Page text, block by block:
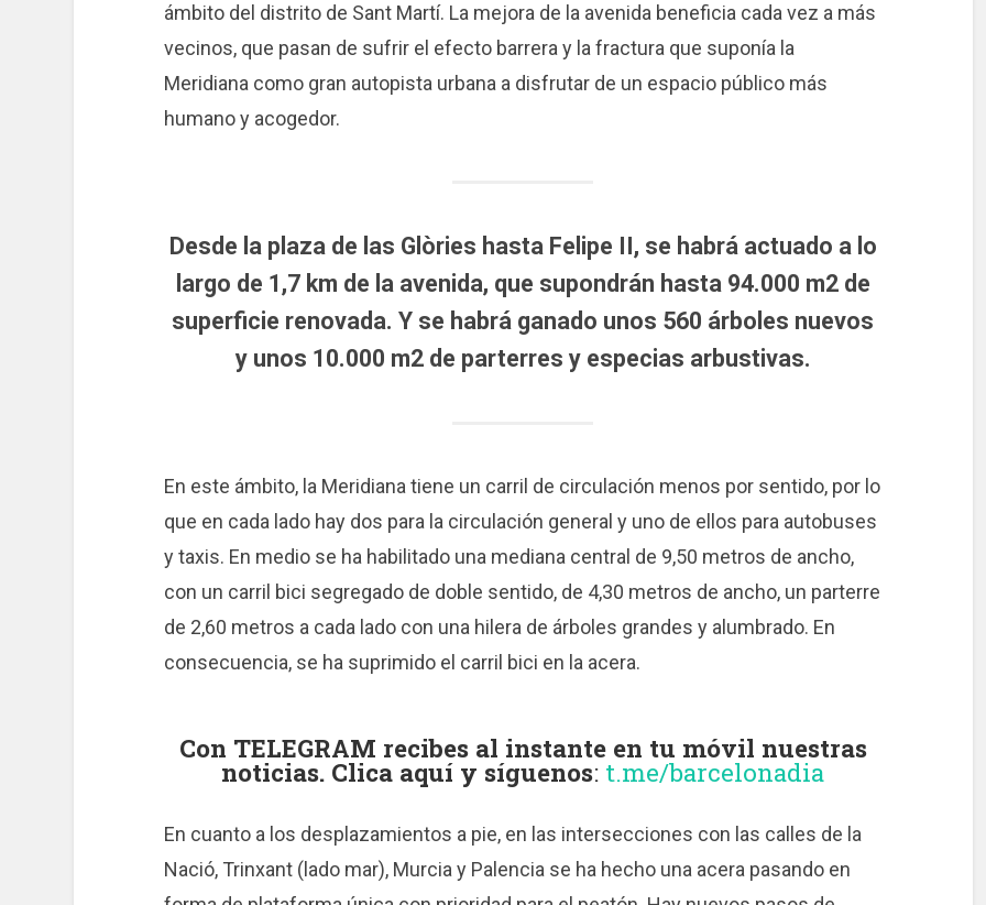
ámbito del distrito de Sant Martí. La mejora de la avenida beneficia cada vez a más
vecinos, que pasan de sufrir el efecto barrera y la fractura que suponía la
Meridiana como gran autopista urbana a disfrutar de un espacio público más
humano y acogedor.
Desde la plaza de las Glòries hasta Felipe II, se habrá actuado a lo
largo de 1,7 km de la avenida, que supondrán hasta 94.000 m2 de
superficie renovada. Y se habrá ganado unos 560 árboles nuevos
y unos 10.000 m2 de parterres y especias arbustivas.
En este ámbito, la Meridiana tiene un carril de circulación menos por sentido, por lo
que en cada lado hay dos para la circulación general y uno de ellos para autobuses
y taxis. En medio se ha habilitado una mediana central de 9,50 metros de ancho,
con un carril bici segregado de doble sentido, de 4,30 metros de ancho, un parterre
de 2,60 metros a cada lado con una hilera de árboles grandes y alumbrado. En
consecuencia, se ha suprimido el carril bici en la acera.
Con TELEGRAM recibes al instante en tu móvil nuestras
noticias. Clica aquí y síguenos: t.me/barcelonadia
En cuanto a los desplazamientos a pie, en las intersecciones con las calles de la
Nació, Trinxant (lado mar), Murcia y Palencia se ha hecho una acera pasando en